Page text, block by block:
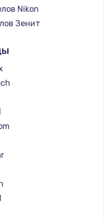
Nikon
Зенит
Artelv
Hakko
HALES
Leica
Optics
Carl Zeiss
Zeiss
Global Vision
Pilad
Arkon
FLIR